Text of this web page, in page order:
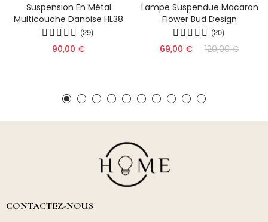
Suspension En Métal
Multicouche Danoise HL38
(29)
90,00 €
Lampe Suspendue Macaron
Flower Bud Design
(20)
69,00 € 120,00 €
CONTACTEZ-NOUS